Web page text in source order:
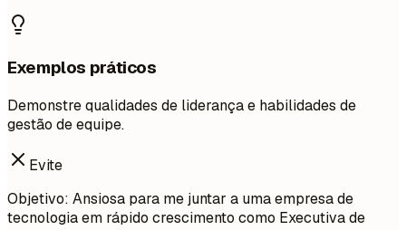
Exemplos práticos
Demonstre qualidades de liderança e habilidades de
gestão de equipe.
Evite
Objetivo: Ansiosa para me juntar a uma empresa de
tecnologia em rápido crescimento como Executiva de